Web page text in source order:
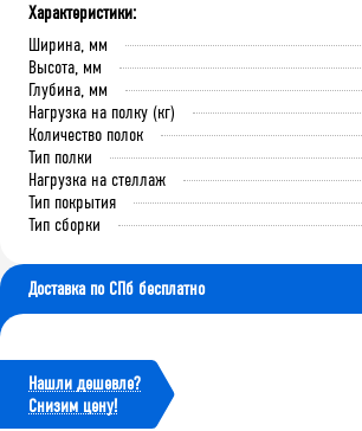
Характеристики:
Ширина, мм
Высота, мм
Глубина, мм
Нагрузка на полку (кг)
Количество полок
Тип полки
Нагрузка на стеллаж
Тип покрытия
Тип сборки
Доставка по СПб бесплатно
Нашли дешевле?
Cнизим цену!